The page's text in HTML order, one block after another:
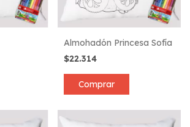
Almohadón Princesa Sofía
$22.314
Comprar